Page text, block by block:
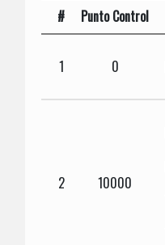
# Punto Control
1 0
2 10000